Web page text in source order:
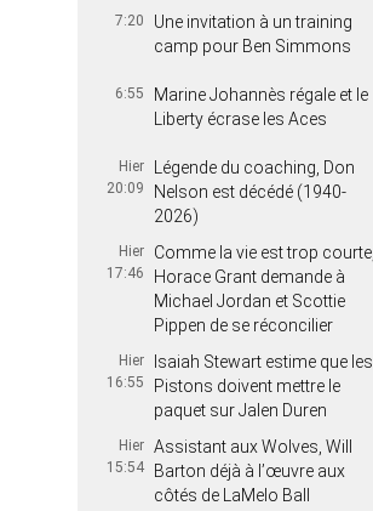
7:20
Une invitation à un training
camp pour Ben Simmons
6:55
Marine Johannès régale et le
Liberty écrase les Aces
Hier
20:09
Légende du coaching, Don
Nelson est décédé (1940-
2026)
Hier
17:46
Comme la vie est trop courte,
Horace Grant demande à
Michael Jordan et Scottie
Pippen de se réconcilier
Hier
16:55
Isaiah Stewart estime que les
Pistons doivent mettre le
paquet sur Jalen Duren
Hier
15:54
Assistant aux Wolves, Will
Barton déjà à l’œuvre aux
côtés de LaMelo Ball